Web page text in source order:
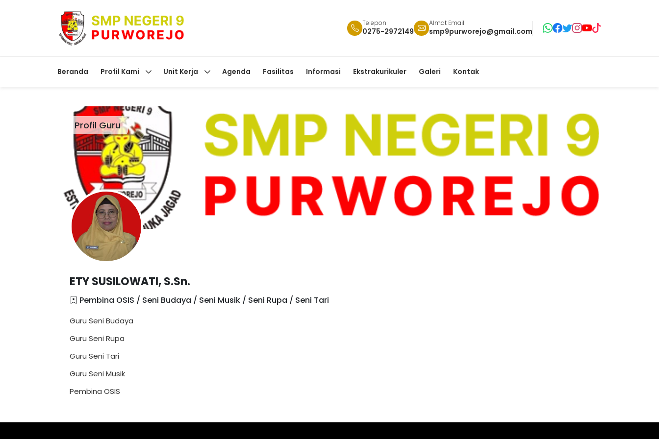
Telepon
0275-2972149
Almat Email
smp9purworejo@gmail.com
Beranda Profil Kami Unit Kerja Agenda Fasilitas Informasi Ekstrakurikuler Galeri Kontak
Profil Guru
ETY SUSILOWATI, S.Sn.
Pembina OSIS / Seni Budaya / Seni Musik / Seni Rupa / Seni Tari
Guru Seni Budaya
Guru Seni Rupa
Guru Seni Tari
Guru Seni Musik
Pembina OSIS